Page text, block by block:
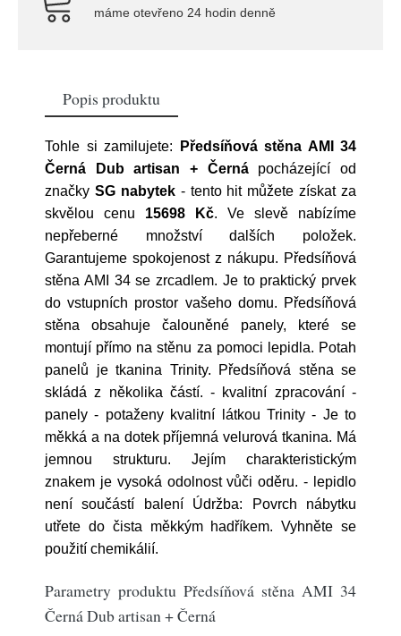
máme otevřeno 24 hodin denně
Popis produktu
Tohle si zamilujete:
Předsíňová stěna AMI 34
Černá Dub artisan + Černápocházející od
značky SG nabytek- tento hit můžete získat za
skvělou cenu 15698 Kč. Ve slevě nabízíme
nepřeberné množství dalších položek.
Garantujeme spokojenost z nákupu. Předsíňová
stěna AMI 34 se zrcadlem. Je to praktický prvek
do vstupních prostor vašeho domu. Předsíňová
stěna obsahuje čalouněné panely, které se
montují přímo na stěnu za pomoci lepidla. Potah
panelů je tkanina Trinity. Předsíňová stěna se
skládá z několika částí. - kvalitní zpracování -
panely - potaženy kvalitní látkou Trinity - Je to
měkká a na dotek příjemná velurová tkanina. Má
jemnou strukturu. Jejím charakteristickým
znakem je vysoká odolnost vůči oděru. - lepidlo
není součástí balení Údržba: Povrch nábytku
utřete do čista měkkým hadříkem. Vyhněte se
použití chemikálií.
Parametry produktu Předsíňová stěna AMI 34
Černá Dub artisan + Černá